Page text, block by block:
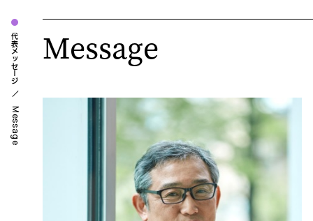
代表メッセージ
Message
Message